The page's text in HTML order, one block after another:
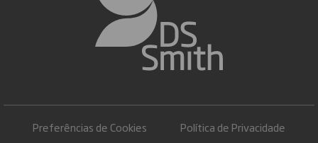
Preferências de Cookies
Política de Privacidade